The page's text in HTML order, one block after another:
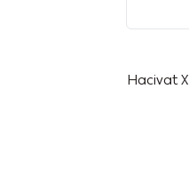
عينة عطر يتم تعبئتها من زجاجة العطر الأصلية Hacivat X Nishane عطر للرجال و النساء.تم إطلاق Hacivat X